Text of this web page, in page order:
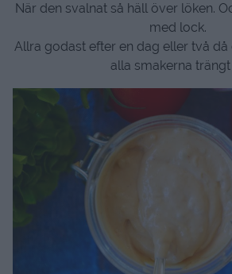
När den svalnat så häll över löken.
med lock.
Allra godast efter en dag eller två
alla smakerna trängt